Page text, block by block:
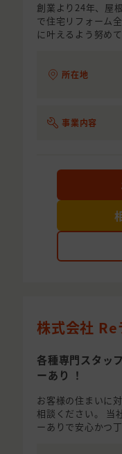
創業より24年、屋
で住宅リフォーム
に叶えるよう努めて
所在地
事業内容
株式会社 Re
各種専門スタッ
ーあり ！
お客様の住まいに
相談ください。 当
ーありで安心かつ